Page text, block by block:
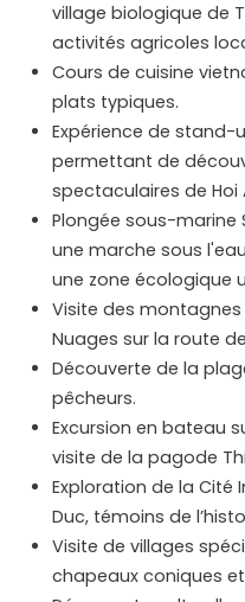
village biologique de
activités agricoles
Cours de cuisine
plats typiques.
Expérience de stand-
permettant de
spectaculaires de Hoi
Plongée sous-marine
une marche sous
une zone écologique
Visite des
Nuages sur la route
Découverte de la
pêcheurs.
Excursion en bateau
visite de la pagode
Exploration de la Cité
Duc, témoins de
Visite de villages
chapeaux coniques et